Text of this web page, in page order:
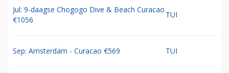
Jul: 9-daagse Chogogo Dive & Beach Curacao
€1056
TUI
Sep: Amsterdam - Curacao €569 TUI